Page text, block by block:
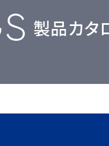
製品カタ